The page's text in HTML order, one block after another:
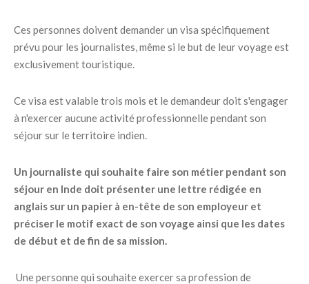
Ces personnes doivent demander un visa spécifiquement
prévu pour les journalistes, même si le but de leur voyage est
exclusivement touristique.
Ce visa est valable trois mois et le demandeur doit s'engager
à n'exercer aucune activité professionnelle pendant son
séjour sur le territoire indien.
Un journaliste qui souhaite faire son métier pendant son
séjour en Inde doit présenter une lettre rédigée en
anglais sur un papier à en-tête de son employeur et
préciser le motif exact de son voyage ainsi que les dates
de début et de fin de sa mission.
Une personne qui souhaite exercer sa profession de